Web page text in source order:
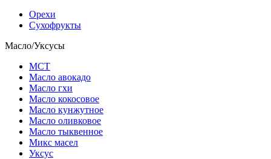
Орехи
Сухофрукты
Масло/Уксусы
МСТ
Масло авокадо
Масло гхи
Масло кокосовое
Масло кунжутное
Масло оливковое
Масло тыквенное
Микс масел
Уксус